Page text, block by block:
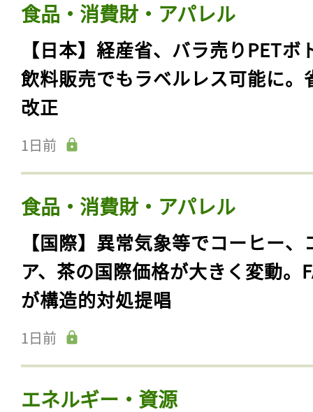
食品・消費財・アパレル
【日本】経産省、バラ売りPETボ
飲料販売でもラベルレス可能に。
改正
1日前
食品・消費財・アパレル
【国際】異常気象等でコーヒー、
ア、茶の国際価格が大きく変動。
が構造的対処提唱
1日前
エネルギー・資源